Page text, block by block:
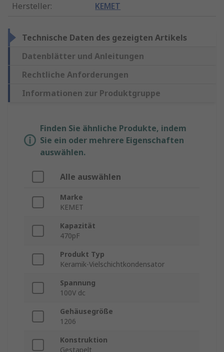
Hersteller: KEMET
Technische Daten des gezeigten Artikels
Datenblätter und Anleitungen
Rechtliche Anforderungen
Informationen zur Produktgruppe
Finden Sie ähnliche Produkte, indem
Sie ein oder mehrere Eigenschaften
auswählen.
Alle auswählen
Marke
KEMET
Kapazität
470pF
Produkt Typ
Keramik-Vielschichtkondensator
Spannung
100V dc
Gehäusegröße
1206
Konstruktion
Gestapelt